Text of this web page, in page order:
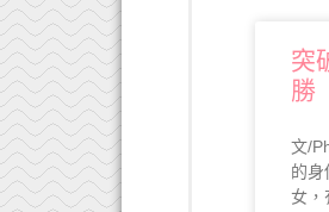
突
勝
文/
的身
女，